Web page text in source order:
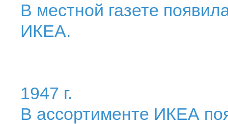
В местной газете
ИКЕА.
1947 г.
В ассортименте ИКЕА